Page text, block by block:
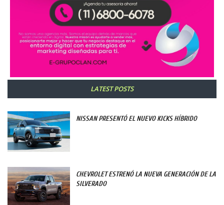
LATEST POSTS
NISSAN PRESENTÓ EL NUEVO KICKS HÍBRIDO
CHEVROLET ESTRENÓ LA NUEVA GENERACIÓN DE LA
SILVERADO